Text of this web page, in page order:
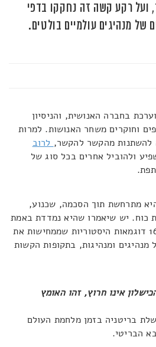
ועל רקע קשה זה נחקקו בדפי
של מנהיגים עולמיים בולטים.
בחברה האנושית, והניסיון
וחוקרים משחר האנושות. למרות
להשתנות מהקשר להקשר, לרוב
ולהוביל אחרים בכל סוג של
מתרחשת תוך הסכמה, שכנוע,
כוח. יש שיאמרו שהיא נמדדת באמת
רק בשעת משבר. אלה הן 16 דוגמאות היסטוריות שממחישות את
מנהיגים ומנהיגות, בתקופות הקשות
אינו חרוץ, זהו האומץ
בריטניה בזמן מלחמת העולם
הבריטי.